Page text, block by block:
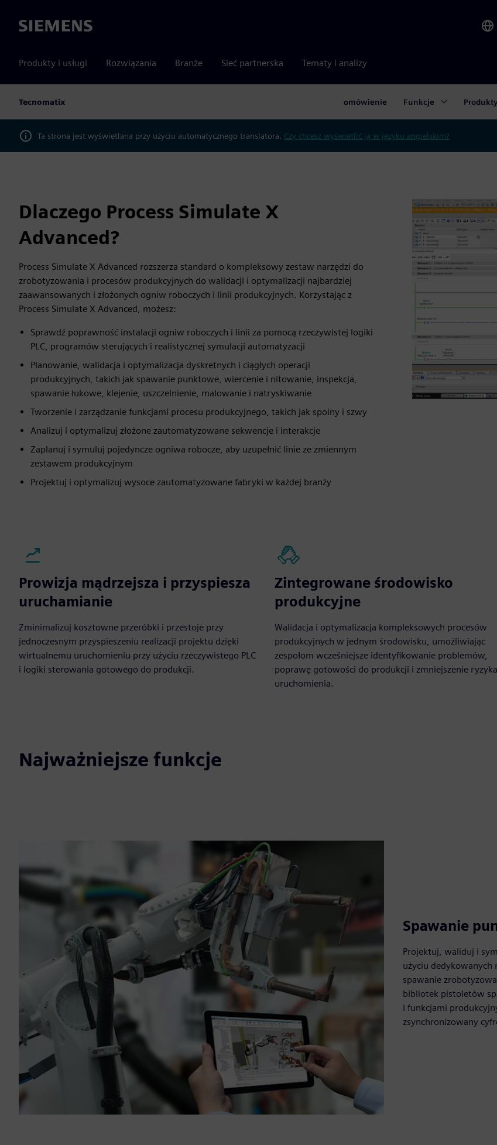
Siemens
Produkty i usługi Rozwiązania Branże Sieć partnerska Tematy i analizy
Tecnomatix omówienie Funkcje Produkty
Ta strona jest wyświetlana przy użyciu automatycznego translatora. Czy chcesz wyświetlić ją w języku angielskim?
Dlaczego Process Simulate X
Advanced?
Process Simulate X Advanced rozszerza standard o kompleksowy zestaw narzędzi do
zrobotyzowania i procesów produkcyjnych do walidacji i optymalizacji najbardziej
zaawansowanych i złożonych ogniw roboczych i linii produkcyjnych. Korzystając z
Process Simulate X Advanced, możesz:
Sprawdź poprawność instalacji ogniw roboczych i linii za pomocą rzeczywistej logiki
PLC, programów sterujących i realistycznej symulacji automatyzacji
Planowanie, walidacja i optymalizacja dyskretnych i ciągłych operacji
produkcyjnych, takich jak spawanie punktowe, wiercenie i nitowanie, inspekcja,
spawanie łukowe, klejenie, uszczelnienie, malowanie i natryskiwanie
Tworzenie i zarządzanie funkcjami procesu produkcyjnego, takich jak spoiny i szwy
Analizuj i optymalizuj złożone zautomatyzowane sekwencje i interakcje
Zaplanuj i symuluj pojedyncze ogniwa robocze, aby uzupełnić linie ze zmiennym
zestawem produkcyjnym
Projektuj i optymalizuj wysoce zautomatyzowane fabryki w każdej branży
Prowizja mądrzejsza i przyspiesza
uruchamianie
Zminimalizuj kosztowne przeróbki i przestoje przy
jednoczesnym przyspieszeniu realizacji projektu dzięki
wirtualnemu uruchomieniu przy użyciu rzeczywistego PLC
i logiki sterowania gotowego do produkcji.
Zintegrowane środowisko
produkcyjne
Walidacja i optymalizacja kompleksowych procesów
produkcyjnych w jednym środowisku, umożliwiając
zespołom wcześniejsze identyfikowanie problemów,
poprawę gotowości do produkcji i zmniejszenie ryzyka
uruchomienia.
Najważniejsze funkcje
Spawanie
Projektuj, waliduj i
użyciu dedykowanych
spawanie
bibliotek pistoletów
i funkcjami
zsynchronizowany